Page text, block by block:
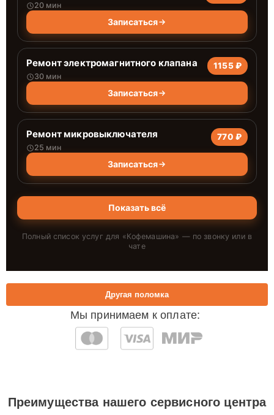
20 мин
Записаться
Ремонт электромагнитного клапана
30 мин
1155 ₽
Записаться
Ремонт микровыключателя
25 мин
770 ₽
Записаться
Показать всё
Полный список услуг для «Кофемашина» — по звонку или в
чате
Мы принимаем к оплате:
Другая поломка
Преимущества нашего сервисного центра